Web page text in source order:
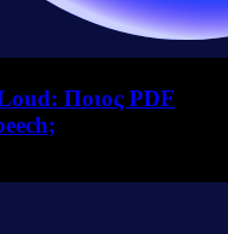
Ποιος PDF